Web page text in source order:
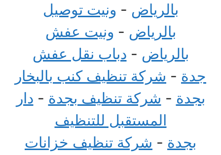
بالرياض - ونيت توصيل
بالرياض - ونيت عفش
بالرياض - دباب نقل عفش
جدة - شركة تنظيف كنب بالبخار
بجدة - شركة تنظيف بجدة - دار
المستقبل للتنظيف
بجدة - شركة تنظيف خزانات